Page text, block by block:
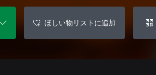
ほしい物リストに追加